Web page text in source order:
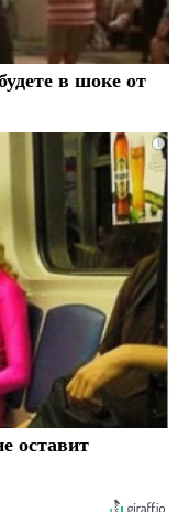
в шоке от
i
оставит